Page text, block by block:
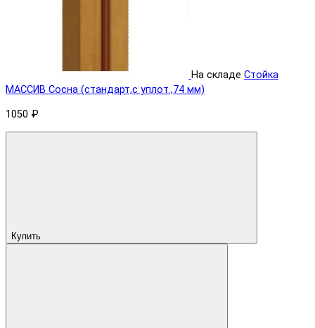
На складе Стойка
МАССИВ Сосна (стандарт,с уплот.,74 мм)
1050 ₽
Купить